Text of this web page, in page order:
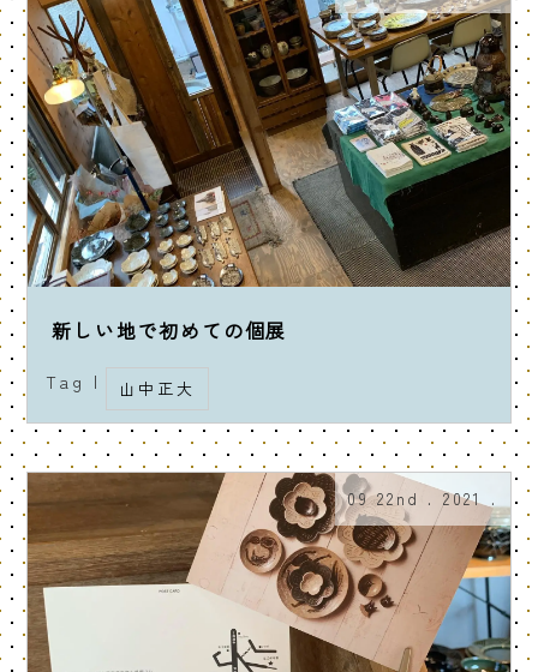
新しい地で初めての個展
Tag | 山中正大
09 22nd . 2021 .